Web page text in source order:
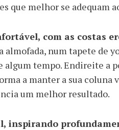
que melhor se adequam
com as costas
almofada, num tapete de
tempo. Endireite a
a manter a sua
um melhor resultado.
inspirando